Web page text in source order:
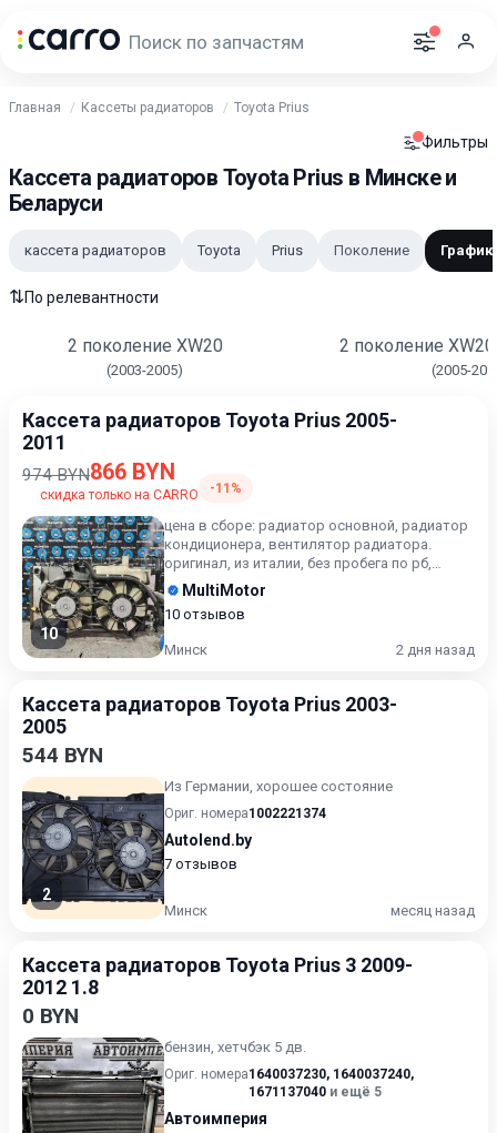
Главная Кассеты радиаторов Toyota Prius
Фильтры
Кассета радиаторов Toyota Prius в Минске и
Беларуси
кассета радиаторов Toyota Prius Поколение График
⇅По релевантности
2 поколение XW20
(2003-2005)
2 поколение XW20
(2005-
Кассета радиаторов Toyota Prius 2005-
2011
974 BYN866 BYN
скидка только на CARRO -11%
10
цена в сборе: радиатор основной, радиатор
кондиционера, вентилятор радиатора.
оригинал, из италии, без пробега по рб,
возможен наличный и бе...
MultiMotor
10 отзывов
Минск 2 дня назад
Кассета радиаторов Toyota Prius 2003-
2005
544 BYN
2
Из Германии, хорошее состояние
Ориг. номера1002221374
Autolend.by
7 отзывов
Минск месяц назад
Кассета радиаторов Toyota Prius 3 2009-
2012 1.8
0 BYN
бензин, хетчбэк 5 дв.
Ориг. номера1640037230, 1640037240,
1671137040 и ещё 5
Автоимперия